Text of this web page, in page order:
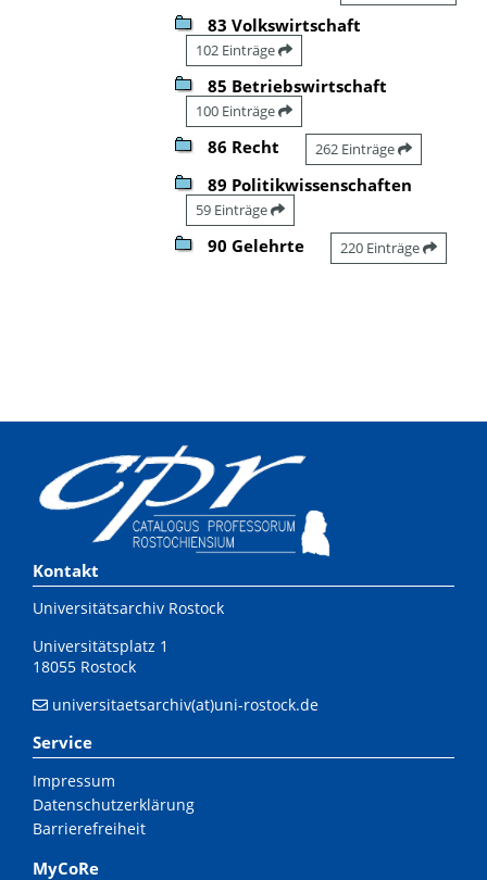
83 Volkswirtschaft
102 Einträge
85 Betriebswirtschaft
100 Einträge
86 Recht 262 Einträge
89 Politikwissenschaften
59 Einträge
90 Gelehrte 220 Einträge
Kontakt
Universitätsarchiv Rostock
Universitätsplatz 1
18055 Rostock
universitaetsarchiv(at)uni-rostock.de
Service
Impressum
Datenschutzerklärung
Barrierefreiheit
MyCoRe